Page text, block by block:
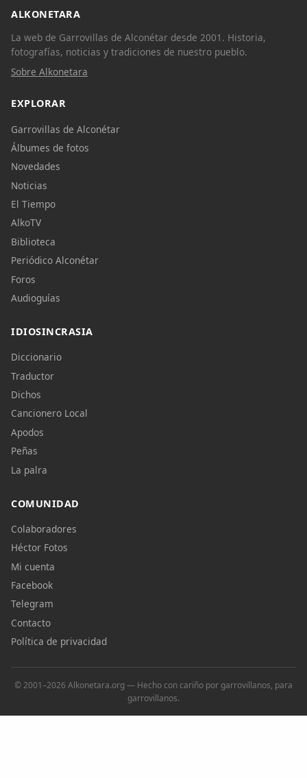
ALKONETARA
La web de Garrovillas de Alconétar desde 2001. Historia,
fotografías, noticias y tradiciones de nuestro pueblo.
Sobre Alkonetara
EXPLORAR
Garrovillas de Alconétar
Álbumes de fotos
Novedades
Noticias
El Tiempo
AlkoTV
Biblioteca
Periódico Alconétar
Foros
Audioguías
IDIOSINCRASIA
Diccionario
Traductor
Dichos
Cancionero Local
Apodos
Peñas
La palra
COMUNIDAD
Colaboradores
Héctor Fotos
Mi cuenta
Facebook
Telegram
Contacto
Política de privacidad
© 2001–2026 Alkonetara.org — Hecho con cariño por garrovillanos, para
garrovillanos.